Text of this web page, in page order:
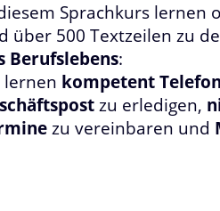
Sprachkurs lernen
über 500 Textzeilen zu
Berufslebens:
lernen kompetent
zu erledigen,
zu vereinbaren und